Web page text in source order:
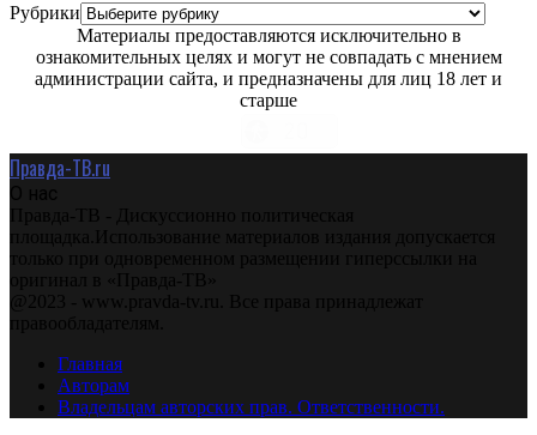
Рубрики
Материалы предоставляются исключительно в
ознакомительных целях и могут не совпадать с мнением
администрации сайта, и предназначены для лиц 18 лет и
старше
Правда-ТВ.ru
О нас
Правда-ТВ - Дискуссионно политическая
площадка.Использование материалов издания допускается
только при одновременном размещении гиперссылки на
оригинал в «Правда-ТВ»
@2023 - www.pravda-tv.ru. Все права принадлежат
правообладателям.
Главная
Авторам
Владельцам авторских прав. Ответственности.